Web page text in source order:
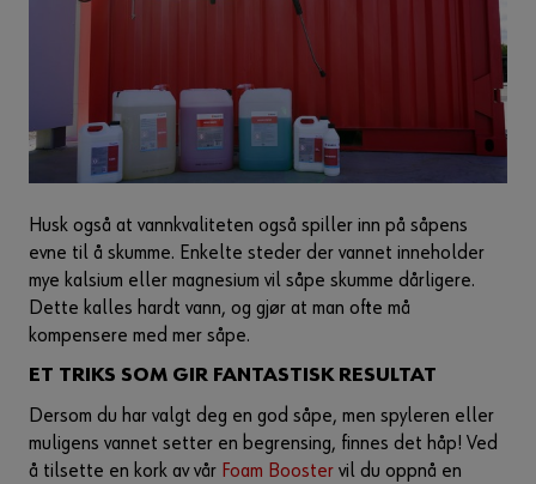
Husk også at vannkvaliteten også spiller inn på såpens
evne til å skumme. Enkelte steder der vannet inneholder
mye kalsium eller magnesium vil såpe skumme dårligere.
Dette kalles hardt vann, og gjør at man ofte må
kompensere med mer såpe.
ET TRIKS SOM GIR FANTASTISK RESULTAT
Dersom du har valgt deg en god såpe, men spyleren eller
muligens vannet setter en begrensing, finnes det håp! Ved
å tilsette en kork av vår Foam Booster vil du oppnå en